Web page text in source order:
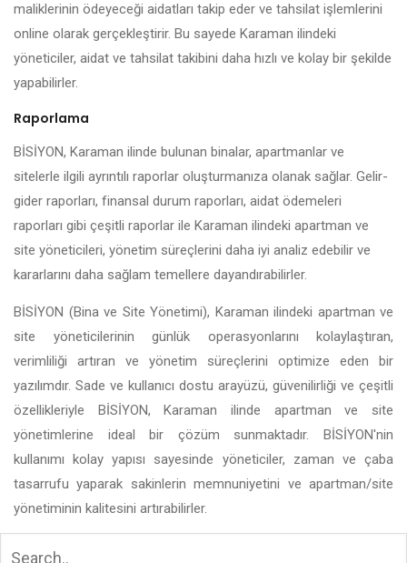
maliklerinin ödeyeceği aidatları takip eder ve tahsilat işlemlerini
online olarak gerçekleştirir. Bu sayede Karaman ilindeki
yöneticiler, aidat ve tahsilat takibini daha hızlı ve kolay bir şekilde
yapabilirler.
Raporlama
BİSİYON, Karaman ilinde bulunan binalar, apartmanlar ve
sitelerle ilgili ayrıntılı raporlar oluşturmanıza olanak sağlar. Gelir-
gider raporları, finansal durum raporları, aidat ödemeleri
raporları gibi çeşitli raporlar ile Karaman ilindeki apartman ve
site yöneticileri, yönetim süreçlerini daha iyi analiz edebilir ve
kararlarını daha sağlam temellere dayandırabilirler.
BİSİYON (Bina ve Site Yönetimi), Karaman ilindeki apartman ve
site yöneticilerinin günlük operasyonlarını kolaylaştıran,
verimliliği artıran ve yönetim süreçlerini optimize eden bir
yazılımdır. Sade ve kullanıcı dostu arayüzü, güvenilirliği ve çeşitli
özellikleriyle BİSİYON, Karaman ilinde apartman ve site
yönetimlerine ideal bir çözüm sunmaktadır. BİSİYON'nin
kullanımı kolay yapısı sayesinde yöneticiler, zaman ve çaba
tasarrufu yaparak sakinlerin memnuniyetini ve apartman/site
yönetiminin kalitesini artırabilirler.